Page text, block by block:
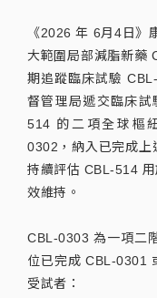
《2026 年 6月4日》
大範圍局部減脂新藥
期追蹤臨床試驗
督管理局遞交臨床
514 的二項全球樞
0302，納入已完成上
持續評估 CBL-514
效維持。
CBL-0303 為一項二
位已完成 CBL-0301
受試者：